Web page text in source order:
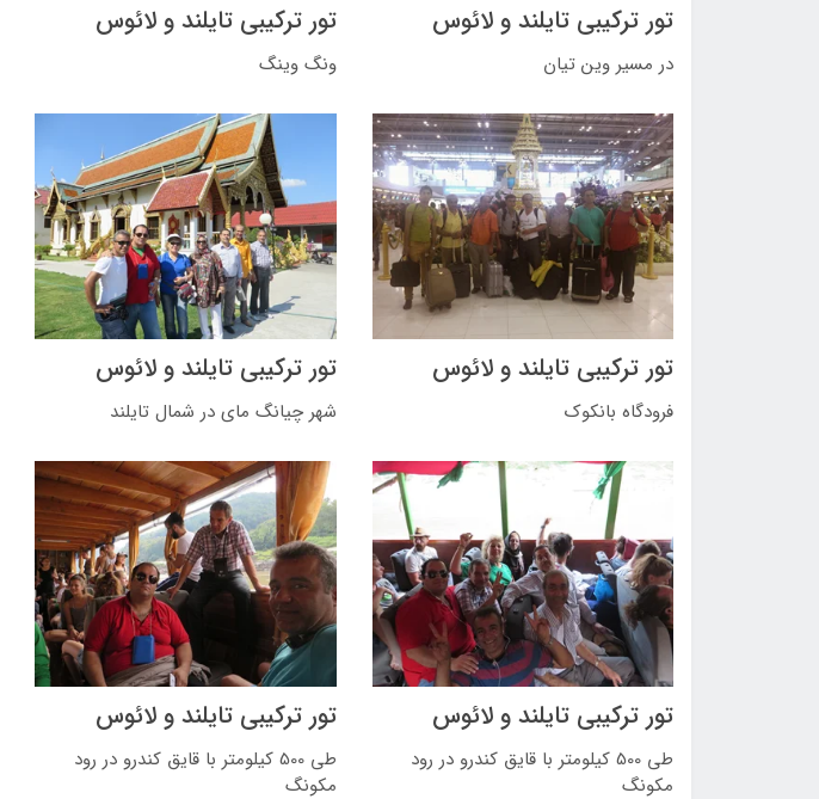
تور ترکیبی تایلند و لائوس
در مسیر وین تیان
تور ترکیبی تایلند و لائوس
ونگ وینگ
تور ترکیبی تایلند و لائوس
فرودگاه بانکوک
تور ترکیبی تایلند و لائوس
شهر چیانگ مای در شمال تایلند
تور ترکیبی تایلند و لائوس
طی 500 کیلومتر با قایق کندرو در رود
مکونگ
تور ترکیبی تایلند و لائوس
طی 500 کیلومتر با قایق کندرو در رود
مکونگ